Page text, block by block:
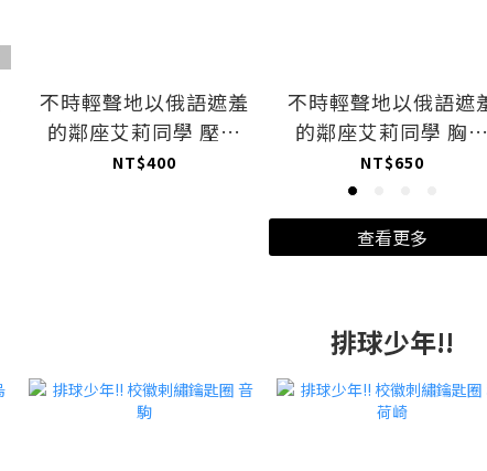
不時輕聲地以俄語遮羞
的鄰座艾莉同學 壓克
力色紙 兔女郎主從
NT$400
不時輕聲地以俄語遮
的鄰座艾莉同學 胸部
滑鼠墊 泳裝瑪夏
NT$650
查看更多
排球少年!!